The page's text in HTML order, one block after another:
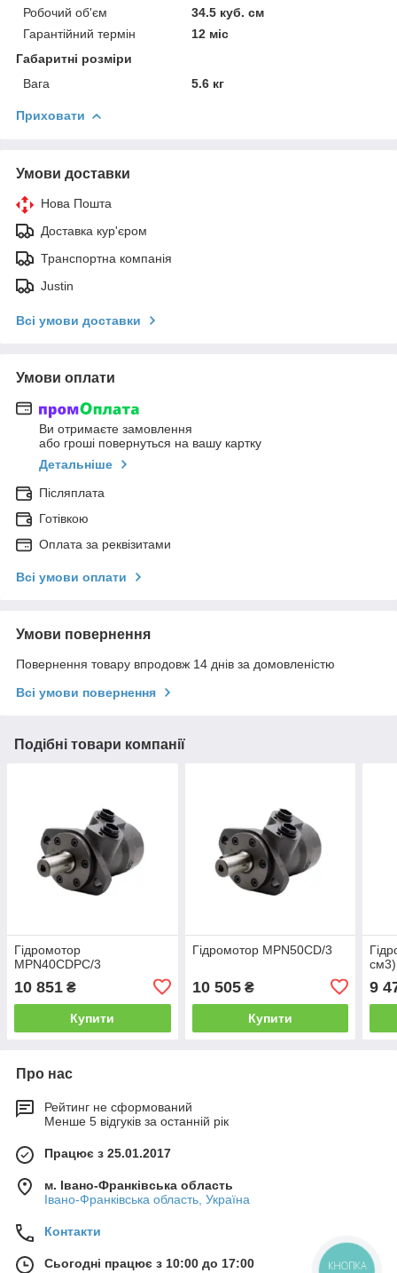
Робочий об'єм
34.5 куб. см
Гарантійний термін
12 міс
Габаритні розміри
Вага
5.6 кг
Приховати
Умови доставки
Нова Пошта
Доставка кур'єром
Транспортна компанія
Justin
Всі умови доставки
Умови оплати
Ви отримаєте замовлення
або гроші повернуться на вашу картку
Детальніше
Післяплата
Готівкою
Оплата за реквізитами
Всі умови оплати
Умови повернення
Повернення товару впродовж 14 днів за домовленістю
Всі умови повернення
Подібні товари компанії
Гідромотор
MPN40CDPC/3
10 851 ₴
Купити
Гідромотор MPN50CD/3
10 505₴
Купити
см3)
9
Про нас
Рейтинг не сформований
Менше 5 відгуків за останній рік
Працює з 25.01.2017
м. Івано-Франківська область
Івано-Франківська область, Україна
Контакти
Сьогодні працює з 10:00 до 17:00
КНОПКА